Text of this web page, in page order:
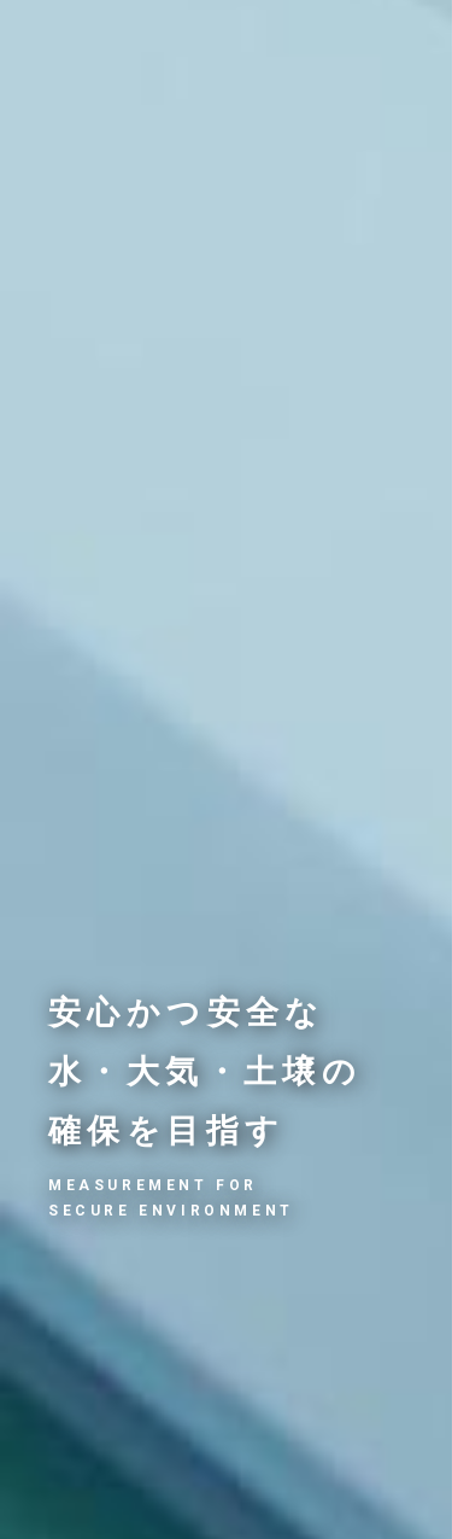
安心かつ安全な
水・大気・土壌の
確保を目指す
MEASUREMENT FOR
SECURE ENVIRONMENT